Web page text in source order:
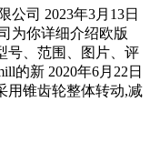
公司 2023年3月13日
为你详细介绍欧版
号、范围、图片、评
的新 2020年6月22日
用锥齿轮整体转动,减